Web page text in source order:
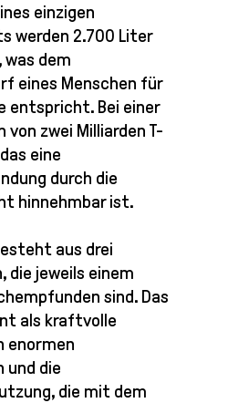
einzigen
werden 2.700 Liter
dem
eines Menschen für
entspricht. Bei einer
zwei Milliarden T-
eine
durch die
hinnehmbar ist.
aus drei
die jeweils einem
sind. Das
als kraftvolle
enormen
und die
die mit dem